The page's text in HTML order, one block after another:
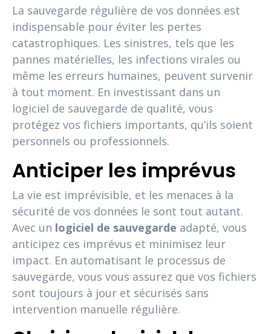
La sauvegarde régulière de vos données est
indispensable pour éviter les pertes
catastrophiques. Les sinistres, tels que les
pannes matérielles, les infections virales ou
même les erreurs humaines, peuvent survenir
à tout moment. En investissant dans un
logiciel de sauvegarde de qualité, vous
protégez vos fichiers importants, qu’ils soient
personnels ou professionnels.
Anticiper les imprévus
La vie est imprévisible, et les menaces à la
sécurité de vos données le sont tout autant.
Avec un logiciel de sauvegarde adapté, vous
anticipez ces imprévus et minimisez leur
impact. En automatisant le processus de
sauvegarde, vous vous assurez que vos fichiers
sont toujours à jour et sécurisés sans
intervention manuelle régulière.